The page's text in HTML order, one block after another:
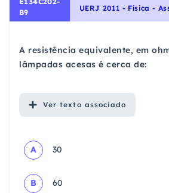
B9
A resistência equivalente, em
lâmpadas acesas é cerca de:
Ver texto associado
A 30
B 60